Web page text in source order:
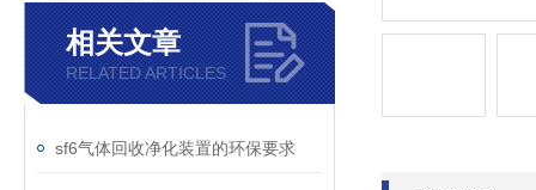
相关文章
RELATED ARTICLES
sf6气体回收净化装置的环保要求